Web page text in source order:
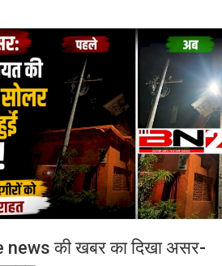
news की खबर का दिखा असर-